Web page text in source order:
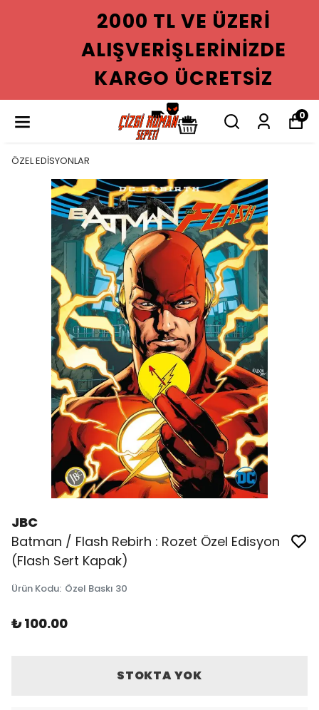
2000 TL VE ÜZERI
ALIŞVERIŞLERINIZDE
KARGO ÜCRETSIZ
0
ÖZEL EDİSYONLAR
JBC
Batman / Flash Rebirh : Rozet Özel Edisyon
(Flash Sert Kapak)
Ürün Kodu: Özel Baskı 30
₺ 100.00
STOKTA YOK